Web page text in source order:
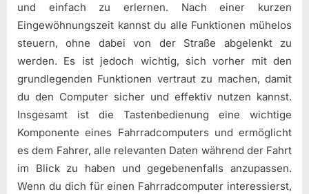
und einfach zu erlernen. Nach einer kurzen
Eingewöhnungszeit kannst du alle Funktionen mühelos
steuern, ohne dabei von der Straße abgelenkt zu
werden. Es ist jedoch wichtig, sich vorher mit den
grundlegenden Funktionen vertraut zu machen, damit
du den Computer sicher und effektiv nutzen kannst.
Insgesamt ist die Tastenbedienung eine wichtige
Komponente eines Fahrradcomputers und ermöglicht
es dem Fahrer, alle relevanten Daten während der Fahrt
im Blick zu haben und gegebenenfalls anzupassen.
Wenn du dich für einen Fahrradcomputer interessierst,